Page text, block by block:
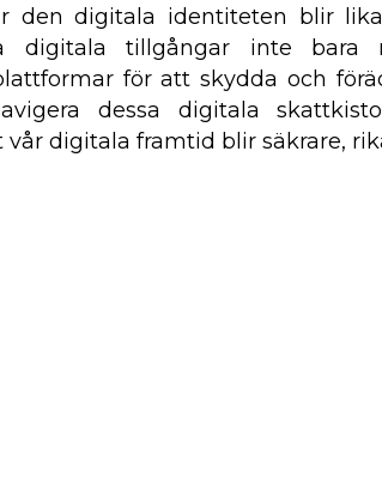
den digitala identiteten blir
digitala tillgångar inte bara
för att skydda och
dessa digitala
vår digitala framtid blir säkrare,